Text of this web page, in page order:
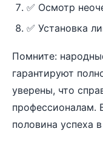
✅ Осмотр
✅ Установка
Помните:
гарантируют
уверены, что
профессионалам.
половина успеха